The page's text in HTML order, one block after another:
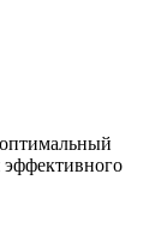
эффективного